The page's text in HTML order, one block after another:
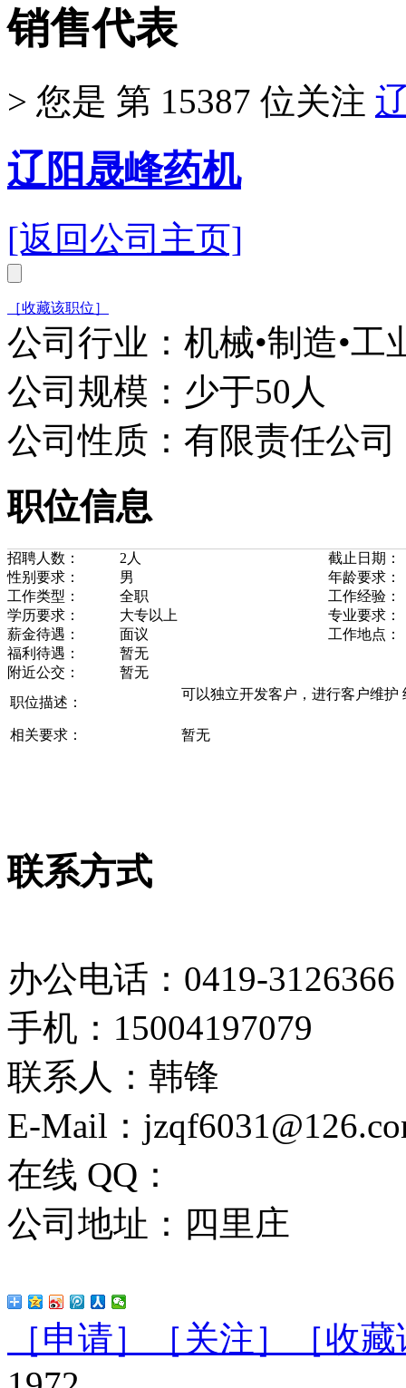
销售代表
> 您是 第 15387 位关注
辽阳晟峰药机
[返回公司主页]
［收藏该职位］
公司行业：机械•制造•工
公司规模：少于50人
公司性质：有限责任公司
职位信息
招聘人数： 2人
截止日期：
性别要求：
男
年龄要求：
工作类型：
全职
工作经验：
学历要求：
大专以上
专业要求：
薪金待遇：
面议
工作地点：
福利待遇：
暂无
附近公交：
暂无
职位描述：
可以独立开发客户，进行客户维护
相关要求： 暂无
联系方式
办公电话：0419-3126366
手机：15004197079
联系人：韩锋
E-Mail：
在线 QQ：
公司地址：四里庄
［申请］ ［关注］
［收